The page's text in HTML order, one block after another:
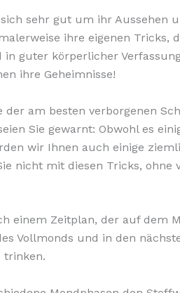
sehr gut um ihr Aussehen
ihre eigenen Tricks,
guter körperlicher
ihre Geheimnisse!
der am besten verborgenen
Sie gewarnt: Obwohl es
wir Ihnen auch einige
nicht mit diesen Tricks, ohne
einem Zeitplan, der auf dem
Vollmonds und in den
trinken.